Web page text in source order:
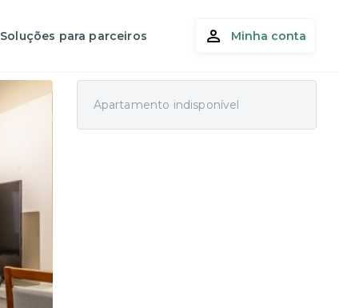
Soluções para parceiros Minha conta
Apartamento indisponível